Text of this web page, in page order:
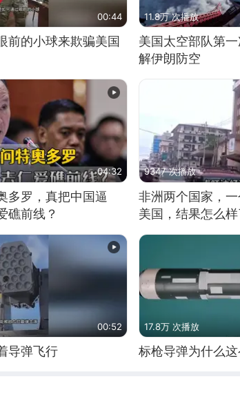
00:44
前的小球来欺骗美国
11.8万 次播放
美国太空部队第
解伊朗防空
04:32
多罗，真把中国逼
礁前线？
9347 次播放
非洲两个国家，
美国，结果怎么样
00:52
导弹飞行
17.8万 次播放
标枪导弹为什么